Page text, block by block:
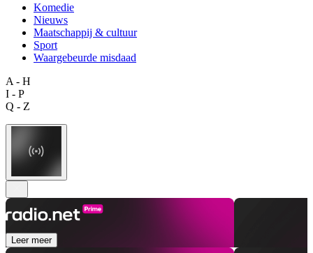
Komedie
Nieuws
Maatschappij & cultuur
Sport
Waargebeurde misdaad
A - H
I - P
Q - Z
Leer meer